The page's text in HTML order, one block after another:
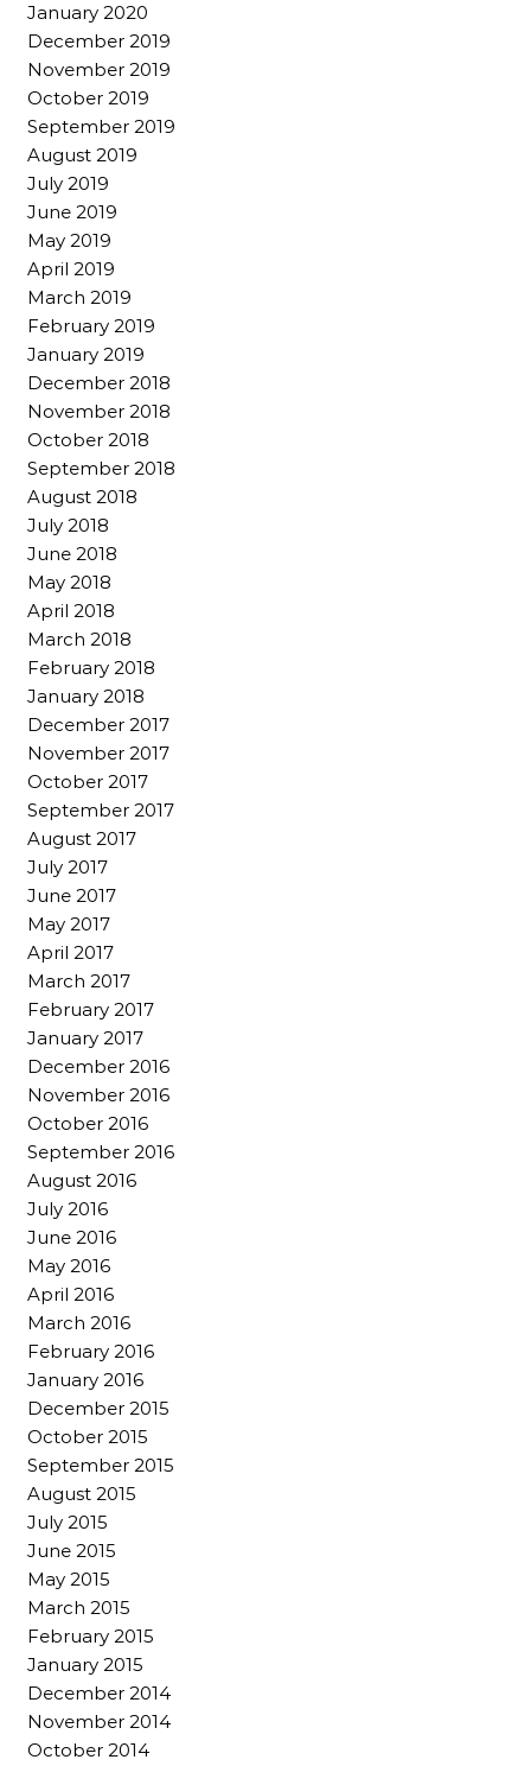
January 2020
December 2019
November 2019
October 2019
September 2019
August 2019
July 2019
June 2019
May 2019
April 2019
March 2019
February 2019
January 2019
December 2018
November 2018
October 2018
September 2018
August 2018
July 2018
June 2018
May 2018
April 2018
March 2018
February 2018
January 2018
December 2017
November 2017
October 2017
September 2017
August 2017
July 2017
June 2017
May 2017
April 2017
March 2017
February 2017
January 2017
December 2016
November 2016
October 2016
September 2016
August 2016
July 2016
June 2016
May 2016
April 2016
March 2016
February 2016
January 2016
December 2015
October 2015
September 2015
August 2015
July 2015
June 2015
May 2015
March 2015
February 2015
January 2015
December 2014
November 2014
October 2014